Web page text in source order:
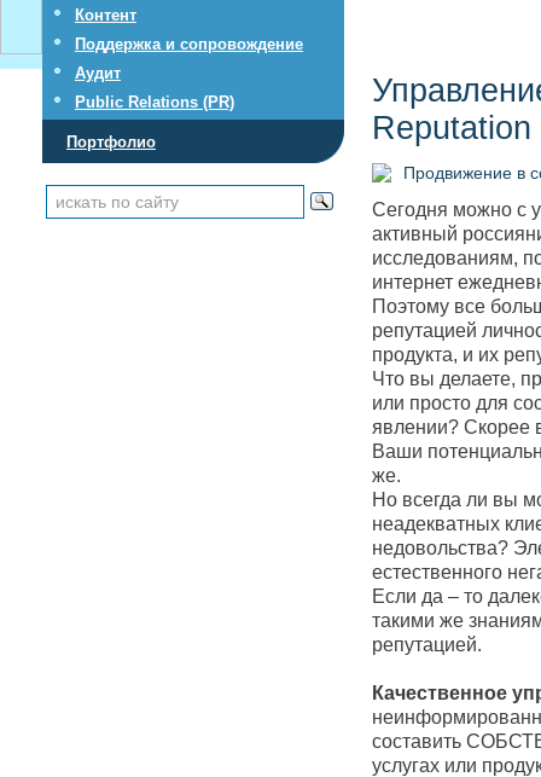
Контент
Поддержка и сопровождение
Аудит
Public Relations (PR)
Портфолио
Продвижение в
Сегодня можно с
активный
исследованиям,
интернет
Поэтому все
репутацией
продукта, и их
Что вы делаете,
или просто для
явлении? Скорее
Ваши
же.
Но всегда ли вы
неадекватных
недовольства?
естественного
Если да – то
такими же
репутацией.
Качественное
составить
услугах или